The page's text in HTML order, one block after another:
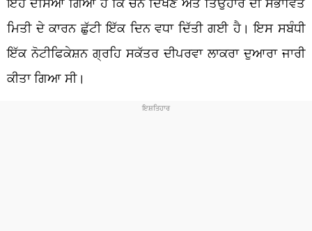
ਮਿਤੀ ਦੇ ਕਾਰਨ ਛੁੱਟੀ ਇੱਕ ਦਿਨ ਵਧਾ ਦਿੱਤੀ ਗਈ ਹੈ। ਇਸ ਸਬੰਧੀ
ਇੱਕ ਨੋਟੀਫਿਕੇਸ਼ਨ ਗ੍ਰਹਿ ਸਕੱਤਰ ਦੀਪਰਵਾ ਲਾਕਰਾ ਦੁਆਰਾ ਜਾਰੀ
ਕੀਤਾ ਗਿਆ ਸੀ।